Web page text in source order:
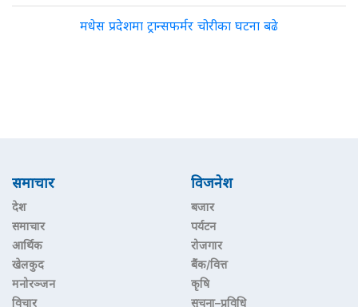
मधेस प्रदेशमा ट्रान्सफर्मर चोरीका घटना बढे
समाचार
देश
समाचार
आर्थिक
खेलकुद
मनोरञ्जन
विचार
विजनेश
बजार
पर्यटन
रोजगार
बैंक/वित्त
कृषि
सूचना–प्रविधि